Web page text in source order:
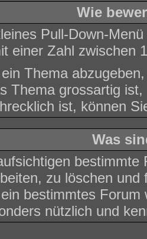
Wie
Pull-Down-
einer Zahl zwischen
Thema
Thema grossartig
ist, können
Was
zu löschen
bestimmtes
nützlich und